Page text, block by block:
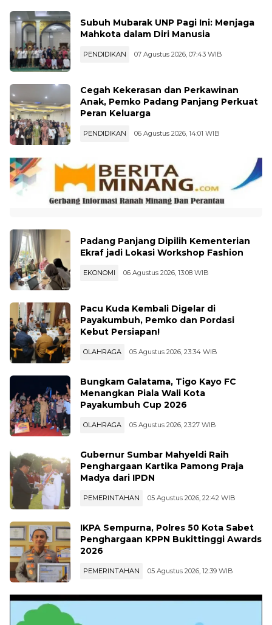
Subuh Mubarak UNP Pagi Ini: Menjaga
Mahkota dalam Diri Manusia
PENDIDIKAN 07 Agustus 2026, 07:43 WIB
Cegah Kekerasan dan Perkawinan
Anak, Pemko Padang Panjang Perkuat
Peran Keluarga
PENDIDIKAN 06 Agustus 2026, 14:01 WIB
Padang Panjang Dipilih Kementerian
Ekraf jadi Lokasi Workshop Fashion
EKONOMI 06 Agustus 2026, 13:08 WIB
Pacu Kuda Kembali Digelar di
Payakumbuh, Pemko dan Pordasi
Kebut Persiapan!
OLAHRAGA 05 Agustus 2026, 23:34 WIB
Bungkam Galatama, Tigo Kayo FC
Menangkan Piala Wali Kota
Payakumbuh Cup 2026
OLAHRAGA 05 Agustus 2026, 23:27 WIB
Gubernur Sumbar Mahyeldi Raih
Penghargaan Kartika Pamong Praja
Madya dari IPDN
PEMERINTAHAN 05 Agustus 2026, 22:42 WIB
IKPA Sempurna, Polres 50 Kota Sabet
Penghargaan KPPN Bukittinggi Awards
2026
PEMERINTAHAN 05 Agustus 2026, 12:39 WIB